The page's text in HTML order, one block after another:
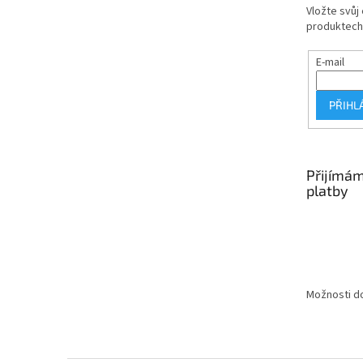
Vložte svůj
E-mail
platby
Možnosti